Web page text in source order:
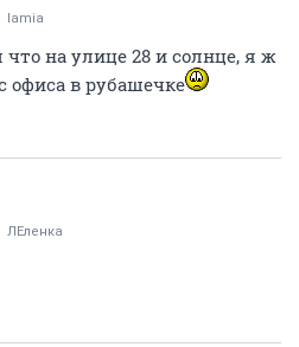
lamia
что на улице 28 и солнце, я ж
офиса в рубашечке
ЛЕленка